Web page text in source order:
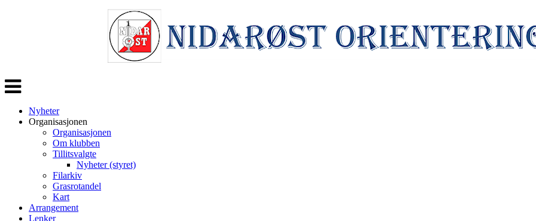
Veksle
navigasjon
Nyheter
Organisasjonen
Organisasjonen
Om klubben
Tillitsvalgte
Nyheter (styret)
Filarkiv
Grasrotandel
Kart
Arrangement
Lenker